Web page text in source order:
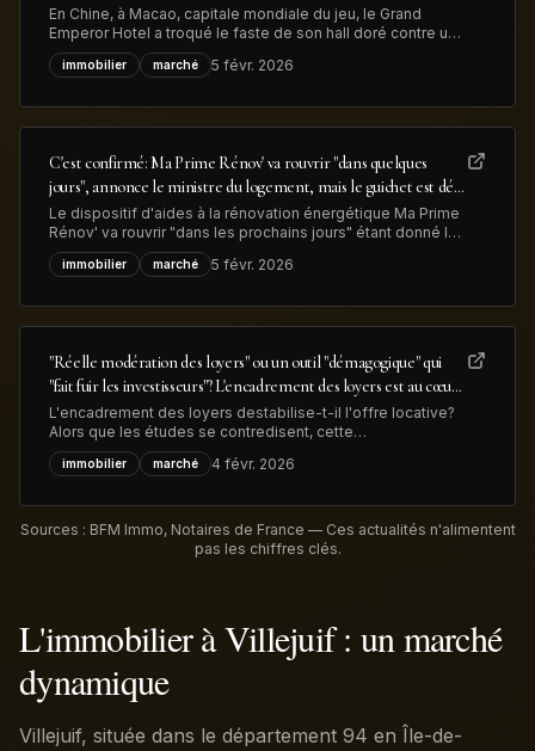
sol de son hall d'entrée pour près de 13 millions de dollars
En Chine, à Macao, capitale mondiale du jeu, le Grand
Emperor Hotel a troqué le faste de son hall doré contre une
confortable plus-value. Les lingots d’or qui ornaient
l'entrée ont été retirés et vendus pour 13 millions de dollars
transformation
immobilier marché 5 févr. 2026
C'est confirmé: Ma Prime Rénov' va rouvrir "dans quelques
jours", annonce le ministre du logement, mais le guichet est déjà
congestionné
Le dispositif d'aides à la rénovation énergétique Ma Prime
Rénov' va rouvrir "dans les prochains jours" étant donné le
vote du budget de l'Etat, a annoncé le minsitre du
logement. Mais déjà 83.000 dossiers, déposés en 2025,
nouvelles demandes
immobilier marché 5 févr. 2026
"Réelle modération des loyers" ou un outil "démagogique" qui
"fait fuir les investisseurs"? L'encadrement des loyers est au cœur
des débats sur le logement en vue des élections municipales
L'encadrement des loyers destabilise-t-il l'offre locative?
Alors que les études se contredisent, cette
expérimentation est au coeur des débats sur le logement
en zones tendues à l'aube des élections municipales de
immobilier marché 4 févr. 2026
Sources : BFM Immo, Notaires de France — Ces actualités n'alimentent
pas les chiffres clés.
L'immobilier à Villejuif : un marché
dynamique
Villejuif, située dans le département 94 en Île-de-